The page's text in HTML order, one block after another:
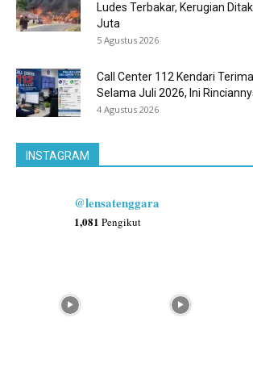
Ludes Terbakar, Kerugian
Juta
5 Agustus 2026
Call Center 112 Kendari
Selama Juli 2026, Ini
4 Agustus 2026
INSTAGRAM
@lensatenggara
1,081 Pengikut